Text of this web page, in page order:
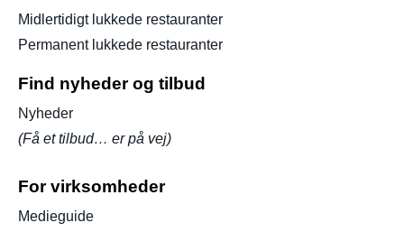
Midlertidigt lukkede restauranter
Permanent lukkede restauranter
Find nyheder og tilbud
Nyheder
(Få et tilbud… er på vej)
For virksomheder
Medieguide